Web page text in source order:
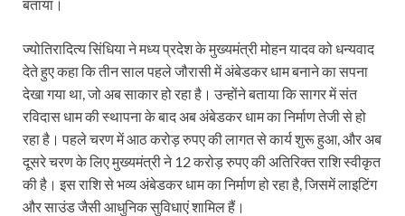
बताया।
ज्योतिरादित्य सिंधिया ने मध्य प्रदेश के मुख्यमंत्री मोहन यादव को धन्यवाद
देते हुए कहा कि तीन साल पहले जौरासी में अंबेडकर धाम बनाने का सपना
देखा गया था, जो अब साकार हो रहा है। उन्होंने बताया कि सागर में संत
रविदास धाम की स्थापना के बाद अब अंबेडकर धाम का निर्माण तेजी से हो
रहा है। पहले चरण में आठ करोड़ रुपए की लागत से कार्य शुरू हुआ, और अब
दूसरे चरण के लिए मुख्यमंत्री ने 12 करोड़ रुपए की अतिरिक्त राशि स्वीकृत
की है। इस राशि से भव्य अंबेडकर धाम का निर्माण हो रहा है, जिसमें लाइटिंग
और साउंड जैसी आधुनिक सुविधाएं शामिल हैं।